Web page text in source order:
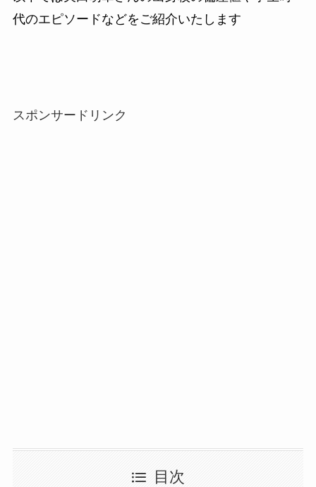
代のエピソードなどをご紹介いたします
スポンサードリンク
目次